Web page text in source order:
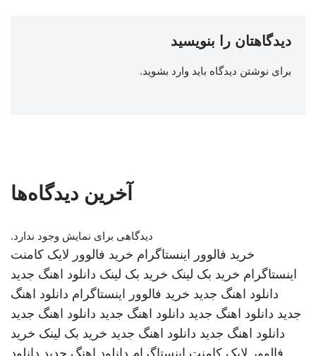
دیدگاهتان را بنویسید
برای نوشتن دیدگاه باید وارد بشوید.
آخرین دیدگاه‌ها
دیدگاهی برای نمایش وجود ندارد.
خرید فالوور اینستاگرام خرید فالوور لایک کامنت
اینستاگرام خرید بک لینک خرید بک لینک دانلود اهنگ جدید
دانلود اهنگ جدید خرید فالوور اینستاگرام دانلود اهنگ
جدید دانلود اهنگ جدید دانلود اهنگ جدید دانلود اهنگ جدید
دانلود اهنگ جدید دانلود اهنگ جدید خرید بک لینک خرید